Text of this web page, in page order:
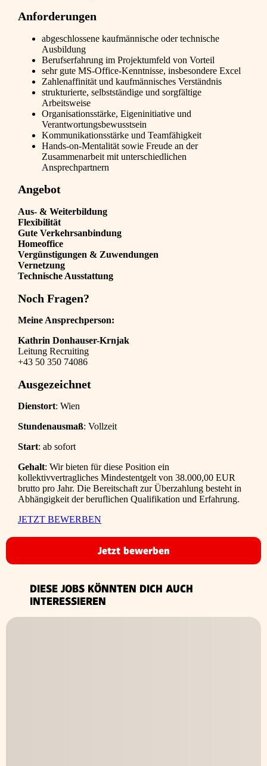
Anforderungen
abgeschlossene kaufmännische oder technische
Ausbildung
Berufserfahrung im Projektumfeld von Vorteil
sehr gute MS-Office-Kenntnisse, insbesondere Excel
Zahlenaffinität und kaufmännisches Verständnis
strukturierte, selbstständige und sorgfältige
Arbeitsweise
Organisationsstärke, Eigeninitiative und
Verantwortungsbewusstsein
Kommunikationsstärke und Teamfähigkeit
Hands-on-Mentalität sowie Freude an der
Zusammenarbeit mit unterschiedlichen
Ansprechpartnern
Angebot
Aus- & Weiterbildung
Flexibilität
Gute Verkehrsanbindung
Homeoffice
Vergünstigungen & Zuwendungen
Vernetzung
Technische Ausstattung
Noch Fragen?
Meine Ansprechperson:
Kathrin Donhauser-Krnjak
Leitung Recruiting
+43 50 350 74086
Ausgezeichnet
Dienstort: Wien
Stundenausmaß: Vollzeit
Start: ab sofort
Gehalt: Wir bieten für diese Position ein
kollektivvertragliches Mindestentgelt von 38.000,00 EUR
brutto pro Jahr. Die Bereitschaft zur Überzahlung besteht in
Abhängigkeit der beruflichen Qualifikation und Erfahrung.
JETZT BEWERBEN
Jetzt bewerben
DIESE JOBS KÖNNTEN DICH AUCH
INTERESSIEREN